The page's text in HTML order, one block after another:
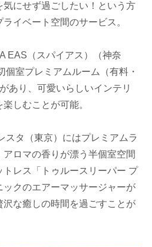
気にせず過ごしたい！という方
イベート空間のサービス。
EAS（スパイアス）（神奈
個室プレミアムルーム（有料・
あり、可愛いらしいインテリ
しむことが可能。
スタ（東京）にはプレミアムラ
ロマの香りが漂う半個室空間
レス「トゥルースリーパー プ
ックのエアーマッサージャーが
な癒しの時間を過ごすことが